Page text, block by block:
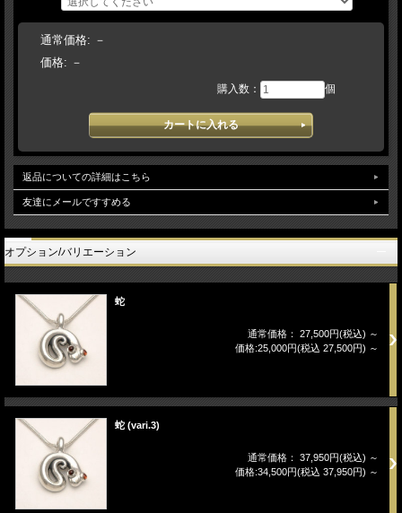
通常価格: －
価格: －
購入数： 個
返品についての詳細はこちら
友達にメールですすめる
オプション/バリエーション
蛇
通常価格： 27,500円(税込) ～
価格:25,000円(税込 27,500円) ～
蛇 (vari.3)
通常価格： 37,950円(税込) ～
価格:34,500円(税込 37,950円) ～